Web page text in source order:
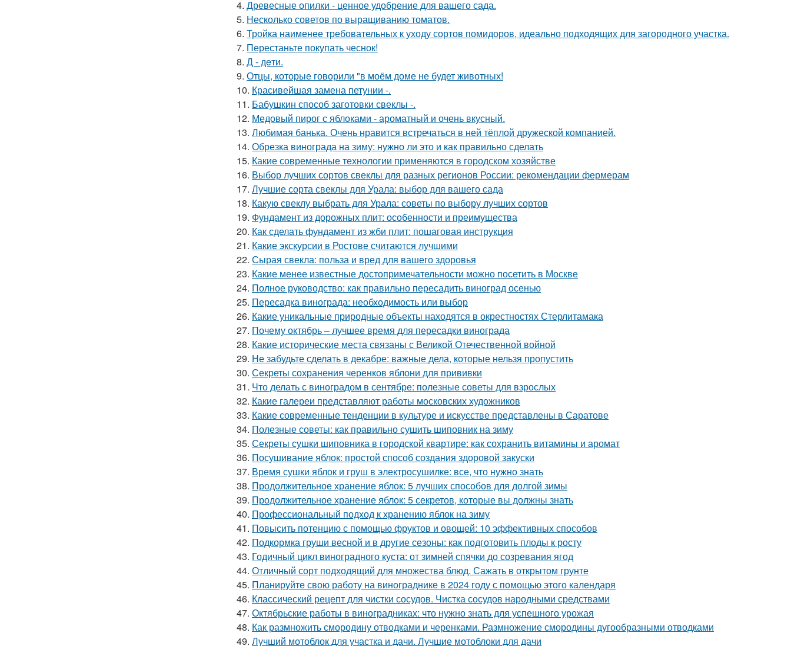
4. Древесные опилки - ценное удобрение для вашего сада.
5. Несколько советов по выращиванию томатов.
6. Тройка наименее требовательных к уходу сортов помидоров, идеально подходящих для загородного участка.
7. Перестаньте покупать чеснок!
8. Д - дeти.
9. Отцы, которые говорили "в моём доме не будет животных!
10. Красивейшая замена петунии -.
11. Бабушкин способ заготовки свеклы -.
12. Медовый пирог с яблоками - ароматный и очень вкусный.
13. Любимая банька. Очень нравится встречаться в ней тёплой дружеской компанией.
14. Обрезка винограда на зиму: нужно ли это и как правильно сделать
15. Какие современные технологии применяются в городском хозяйстве
16. Выбор лучших сортов свеклы для разных регионов России: рекомендации фермерам
17. Лучшие сорта свеклы для Урала: выбор для вашего сада
18. Какую свеклу выбрать для Урала: советы по выбору лучших сортов
19. Фундамент из дорожных плит: особенности и преимущества
20. Как сделать фундамент из жби плит: пошаговая инструкция
21. Какие экскурсии в Ростове считаются лучшими
22. Сырая свекла: польза и вред для вашего здоровья
23. Какие менее известные достопримечательности можно посетить в Москве
24. Полное руководство: как правильно пересадить виноград осенью
25. Пересадка винограда: необходимость или выбор
26. Какие уникальные природные объекты находятся в окрестностях Стерлитамака
27. Почему октябрь – лучшее время для пересадки винограда
28. Какие исторические места связаны с Великой Отечественной войной
29. Не забудьте сделать в декабре: важные дела, которые нельзя пропустить
30. Секреты сохранения черенков яблони для прививки
31. Что делать с виноградом в сентябре: полезные советы для взрослых
32. Какие галереи представляют работы московских художников
33. Какие современные тенденции в культуре и искусстве представлены в Саратове
34. Полезные советы: как правильно сушить шиповник на зиму
35. Секреты сушки шиповника в городской квартире: как сохранить витамины и аромат
36. Посушивание яблок: простой способ создания здоровой закуски
37. Время сушки яблок и груш в электросушилке: все, что нужно знать
38. Продолжительное хранение яблок: 5 лучших способов для долгой зимы
39. Продолжительное хранение яблок: 5 секретов, которые вы должны знать
40. Профессиональный подход к хранению яблок на зиму
41. Повысить потенцию с помощью фруктов и овощей: 10 эффективных способов
42. Подкормка груши весной и в другие сезоны: как подготовить плоды к росту
43. Годичный цикл виноградного куста: от зимней спячки до созревания ягод
44. Отличный сорт подходящий для множества блюд. Сажать в открытом грунте
45. Планируйте свою работу на винограднике в 2024 году с помощью этого календаря
46. Классический рецепт для чистки сосудов. Чистка сосудов народными средствами
47. Октябрьские работы в виноградниках: что нужно знать для успешного урожая
48. Как размножить смородину отводками и черенками. Размножение смородины дугообразными отводками
49. Лучший мотоблок для участка и дачи. Лучшие мотоблоки для дачи